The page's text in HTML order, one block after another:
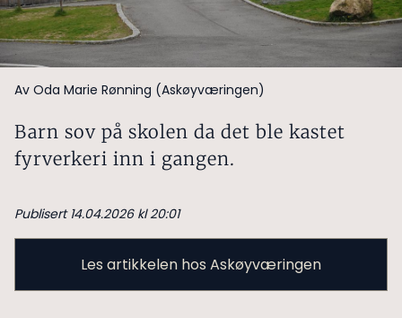
Av Oda Marie Rønning (Askøyværingen)
Barn sov på skolen da det ble kastet
fyrverkeri inn i gangen.
Publisert 14.04.2026 kl 20:01
Les artikkelen hos Askøyværingen